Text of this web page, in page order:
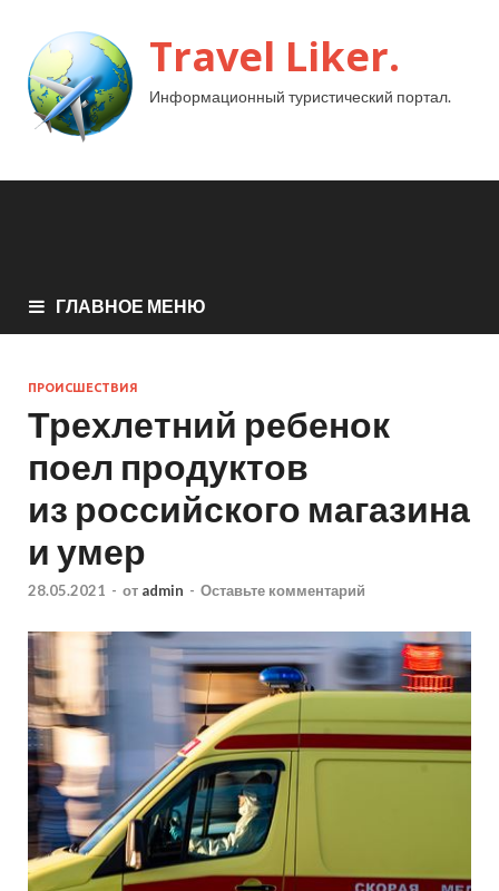
Travel Liker.
Информационный туристический портал.
ГЛАВНОЕ МЕНЮ
ПРОИСШЕСТВИЯ
Трехлетний ребенок
поел продуктов
из российского магазина
и умер
28.05.2021 - от admin - Оставьте комментарий